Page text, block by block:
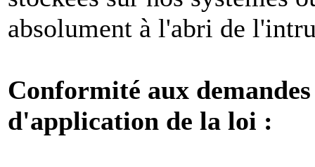
absolument à l'abri de
Conformité aux
d'application de la loi :